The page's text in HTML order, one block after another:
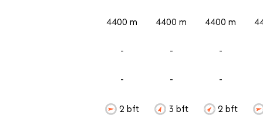
4400 m
-
-
2 bft
4400 m
-
-
3 bft
4400 m
-
-
2 bft